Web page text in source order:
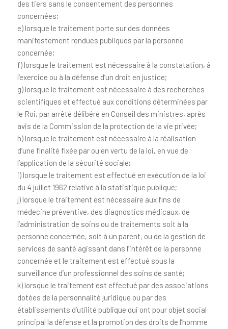
des tiers sans le consentement des personnes
concernées;
e) lorsque le traitement porte sur des données
manifestement rendues publiques par la personne
concernée;
f) lorsque le traitement est nécessaire à la constatation, à
l’exercice ou à la défense d’un droit en justice;
g) lorsque le traitement est nécessaire à des recherches
scientifiques et effectué aux conditions déterminées par
le Roi, par arrêté délibéré en Conseil des ministres, après
avis de la Commission de la protection de la vie privée;
h) lorsque le traitement est nécessaire à la réalisation
d’une finalité fixée par ou en vertu de la loi, en vue de
l’application de la sécurité sociale;
i) lorsque le traitement est effectué en exécution de la loi
du 4 juillet 1962 relative à la statistique publique;
j) lorsque le traitement est nécessaire aux fins de
médecine préventive, des diagnostics médicaux, de
l’administration de soins ou de traitements soit à la
personne concernée, soit à un parent, ou de la gestion de
services de santé agissant dans l’intérêt de la personne
concernée et le traitement est effectué sous la
surveillance d’un professionnel des soins de santé;
k) lorsque le traitement est effectué par des associations
dotées de la personnalité juridique ou par des
établissements d’utilité publique qui ont pour objet social
principal la défense et la promotion des droits de l’homme